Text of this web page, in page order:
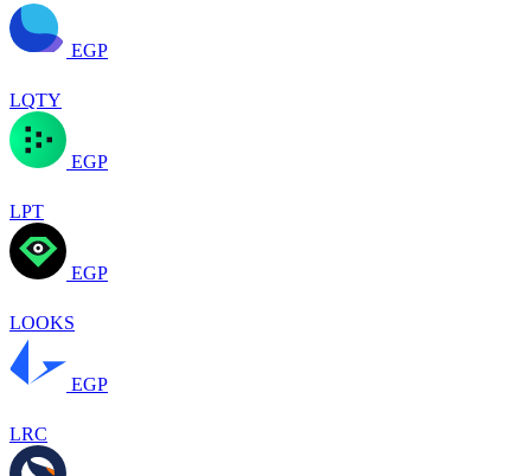
EGP
LQTY
EGP
LPT
EGP
LOOKS
EGP
LRC